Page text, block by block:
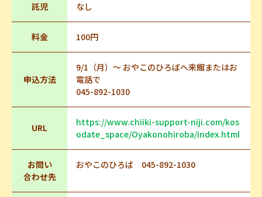
託児 なし
料金 100円
申込方法
9/1（月）～ おやこのひろばへ来館またはお
電話で
045-892-1030
URL
https://www.chiiki-support-niji.com/kos
odate_space/Oyakonohiroba/index.html
お問い
合わせ先
おやこのひろば 045-892-1030